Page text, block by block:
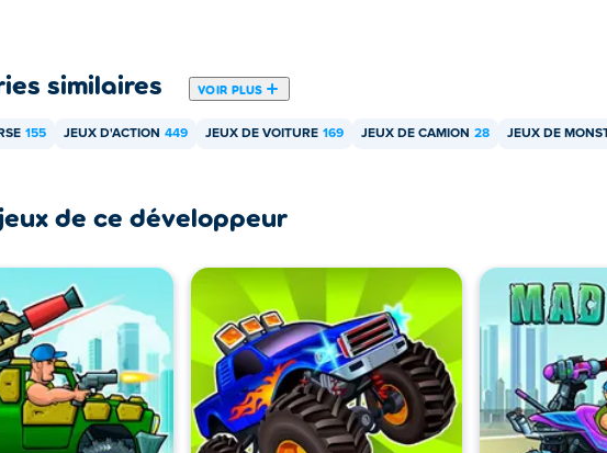
similaires VOIR PLUS
155 JEUX D'ACTION 449 JEUX DE VOITURE 169 JEUX DE CAMION 28 JEUX DE
de ce développeur